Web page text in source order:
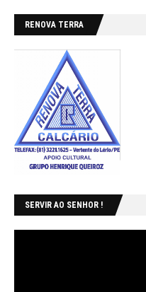
RENOVA TERRA
SERVIR AO SENHOR !